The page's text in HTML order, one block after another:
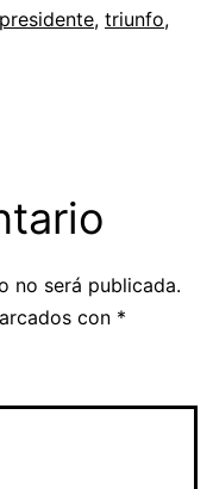
presidente, triunfo,
no será publicada.
con *